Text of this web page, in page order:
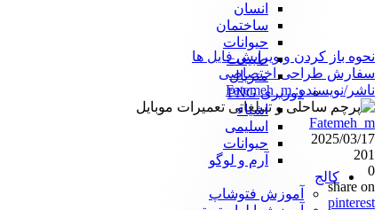
انسان
ساختمان
حیوانات
طبیعت
متریال
دوربری PNG
اشیاء
اسلیمی
حیوانات
آرم و لوگو
کالج
آموزش فتوشاپ
نحوه باز کردن و ویرایش فایل ها
سفارش طراحی اختصاصی
ناشر/نویسنده:Fatemeh_m
Fatemeh_m
2025/03/17
201
0
share on
pinterest